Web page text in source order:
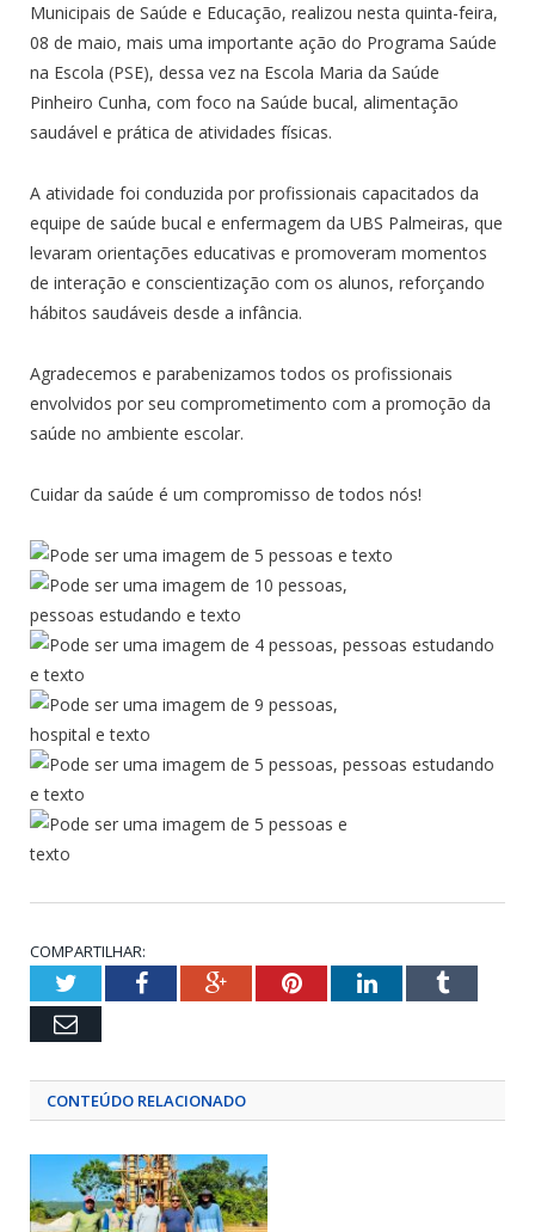
Municipais de Saúde e Educação, realizou nesta quinta-feira,
08 de maio, mais uma importante ação do Programa Saúde
na Escola (PSE), dessa vez na Escola Maria da Saúde
Pinheiro Cunha, com foco na Saúde bucal, alimentação
saudável e prática de atividades físicas.
A atividade foi conduzida por profissionais capacitados da
equipe de saúde bucal e enfermagem da UBS Palmeiras, que
levaram orientações educativas e promoveram momentos
de interação e conscientização com os alunos, reforçando
hábitos saudáveis desde a infância.
Agradecemos e parabenizamos todos os profissionais
envolvidos por seu comprometimento com a promoção da
saúde no ambiente escolar.
Cuidar da saúde é um compromisso de todos nós!
COMPARTILHAR:
TwitterFacebookGoogle+PinterestLinkedInTumblr
Email
CONTEÚDO RELACIONADO